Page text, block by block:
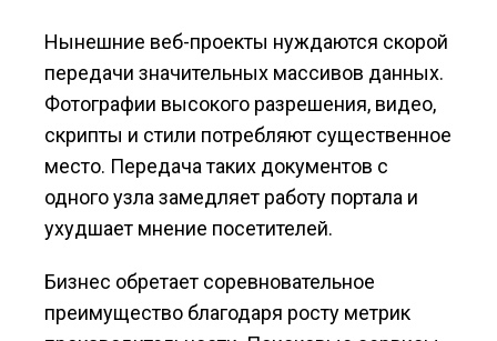
Нынешние веб-проекты нуждаются скорой
передачи значительных массивов данных.
Фотографии высокого разрешения, видео,
скрипты и стили потребляют существенное
место. Передача таких документов с
одного узла замедляет работу портала и
ухудшает мнение посетителей.
Бизнес обретает соревновательное
преимущество благодаря росту метрик